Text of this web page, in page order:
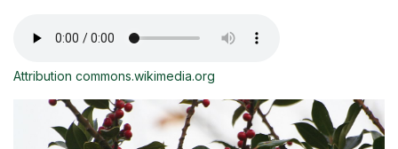
Attribution commons.wikimedia.org